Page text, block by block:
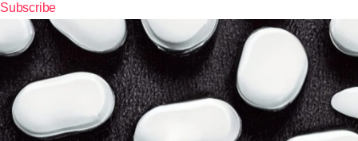
Subscribe